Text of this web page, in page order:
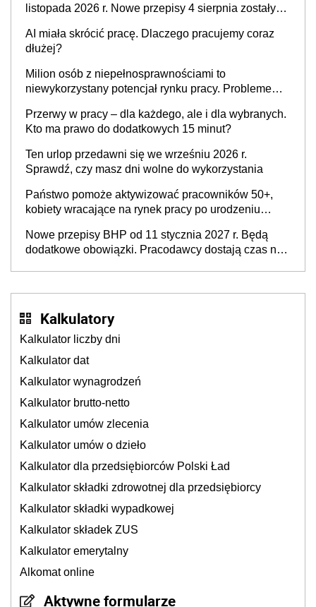
listopada 2026 r. Nowe przepisy 4 sierpnia zostały
AI miała skrócić pracę. Dlaczego pracujemy coraz
dłużej?
Milion osób z niepełnosprawnościami to
niewykorzystany potencjał rynku pracy. Problemem
refundacji, ale bariery po stronie systemu i
świadomości pracodawców [WYWIAD]
Przerwy w pracy – dla każdego, ale i dla wybranych.
Kto ma prawo do dodatkowych 15 minut?
Ten urlop przedawni się we wrześniu 2026 r.
Sprawdź, czy masz dni wolne do wykorzystania
Państwo pomoże aktywizować pracowników 50+,
kobiety wracające na rynek pracy po urodzeniu
neuroatypowe. Powstanie Fundusz na rzecz
Inkluzywności w Zatrudnianiu?
Nowe przepisy BHP od 11 stycznia 2027 r. Będą
dodatkowe obowiązki. Pracodawcy dostają czas na
Kalkulatory
Kalkulator liczby dni
Kalkulator dat
Kalkulator wynagrodzeń
Kalkulator brutto-netto
Kalkulator umów zlecenia
Kalkulator umów o dzieło
Kalkulator dla przedsiębiorców Polski Ład
Kalkulator składki zdrowotnej dla przedsiębiorcy
Kalkulator składki wypadkowej
Kalkulator składek ZUS
Kalkulator emerytalny
Alkomat online
Aktywne formularze